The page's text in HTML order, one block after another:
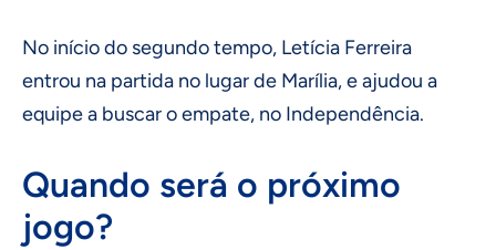
No início do segundo tempo, Letícia Ferreira
entrou na partida no lugar de Marília, e ajudou a
equipe a buscar o empate, no Independência.
Quando será o próximo
jogo?